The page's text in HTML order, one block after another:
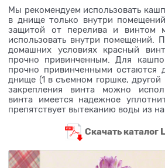
Мы рекомендуем использовать
в днище только внутри
защитой от перелива и винтом
использовать внутри помещений.
домашних условиях красный
прочно привинченным. Для
прочно привинченными остаются
днище (1 в съемном горшке,
закрепления винта можно
винта имеется надежное
препятствует вытеканию воды из
Скачать каталог